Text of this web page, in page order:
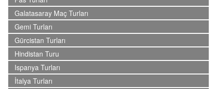
Galatasaray Maç Turları
Gemi Turları
Gürcistan Turları
Hindistan Turu
Ispanya Turları
İtalya Turları